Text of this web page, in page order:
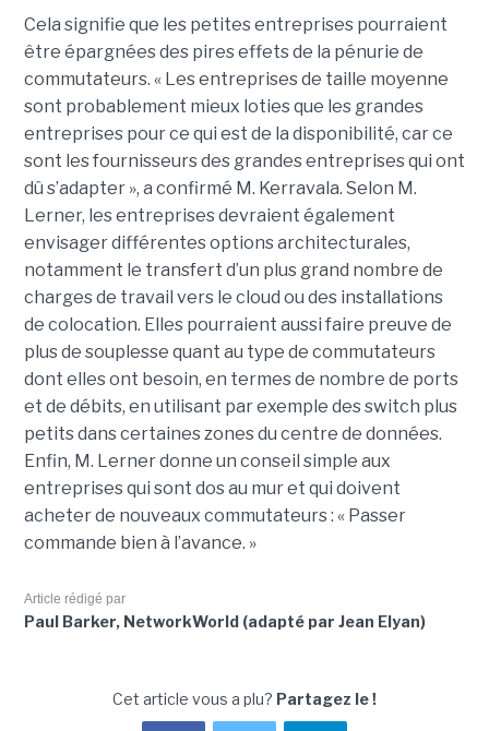
Cela signifie que les petites entreprises pourraient
être épargnées des pires effets de la pénurie de
commutateurs. « Les entreprises de taille moyenne
sont probablement mieux loties que les grandes
entreprises pour ce qui est de la disponibilité, car ce
sont les fournisseurs des grandes entreprises qui ont
dû s’adapter », a confirmé M. Kerravala. Selon M.
Lerner, les entreprises devraient également
envisager différentes options architecturales,
notamment le transfert d’un plus grand nombre de
charges de travail vers le cloud ou des installations
de colocation. Elles pourraient aussi faire preuve de
plus de souplesse quant au type de commutateurs
dont elles ont besoin, en termes de nombre de ports
et de débits, en utilisant par exemple des switch plus
petits dans certaines zones du centre de données.
Enfin, M. Lerner donne un conseil simple aux
entreprises qui sont dos au mur et qui doivent
acheter de nouveaux commutateurs : « Passer
commande bien à l’avance. »
Article rédigé par
Paul Barker, NetworkWorld (adapté par Jean Elyan)
Cet article vous a plu? Partagez le !